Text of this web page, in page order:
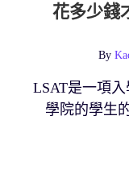
花多少錢
By
LSAT是一項
學院的學生